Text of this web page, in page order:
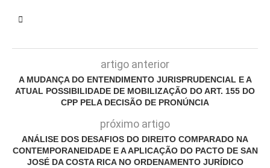
artigo anterior
A MUDANÇA DO ENTENDIMENTO JURISPRUDENCIAL E A
ATUAL POSSIBILIDADE DE MOBILIZAÇÃO DO ART. 155 DO
CPP PELA DECISÃO DE PRONÚNCIA
próximo artigo
ANÁLISE DOS DESAFIOS DO DIREITO COMPARADO NA
CONTEMPORANEIDADE E A APLICAÇÃO DO PACTO DE SAN
JOSÉ DA COSTA RICA NO ORDENAMENTO JURÍDICO